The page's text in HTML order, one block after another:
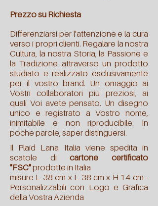
Prezzo su Richiesta
Differenziarsi per l'attenzione e la cura
verso i propri clienti. Regalare la nostra
Cultura, la nostra Storia, la Passione e
la Tradizione attraverso un prodotto
studiato e realizzato esclusivamente
per il vostro brand. Un omaggio ai
Vostri collaboratori più preziosi, ai
quali Voi avete pensato. Un disegno
unico e registrato a Vostro nome,
inimitabile e non riproducibile. In
poche parole, saper distinguersi.
Il Plaid Lana Italia viene spedita in
scatole dicartone certificato
"FSC"prodotte in Italia
misure L 38 cm x L 38 cm x H 14 cm -
Personalizzabili con Logo e Grafica
della Vostra Azienda